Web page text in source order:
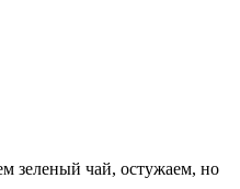
зеленый чай, остужаем, но